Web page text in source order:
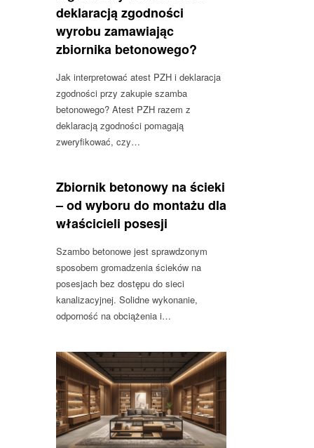
deklaracją zgodności
wyrobu zamawiając
zbiornika betonowego?
Jak interpretować atest PZH i deklaracja
zgodności przy zakupie szamba
betonowego? Atest PZH razem z
deklaracją zgodności pomagają
zweryfikować, czy…
Zbiornik betonowy na ścieki
– od wyboru do montażu dla
właścicieli posesji
Szambo betonowe jest sprawdzonym
sposobem gromadzenia ścieków na
posesjach bez dostępu do sieci
kanalizacyjnej. Solidne wykonanie,
odporność na obciążenia i…